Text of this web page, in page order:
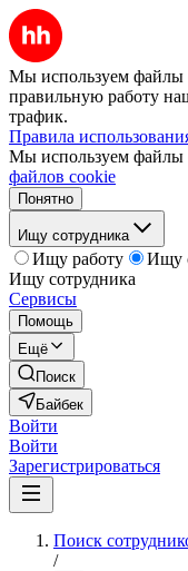
Мы используем файлы
правильную работу
трафик.
Правила
Мы используем файлы
файлов cookie
Понятно
Ищу сотрудника
Ищу работу
Ищу
Ищу сотрудника
Сервисы
Помощь
Ещё
Поиск
Байбек
Войти
Войти
Зарегистрироваться
Поиск
/